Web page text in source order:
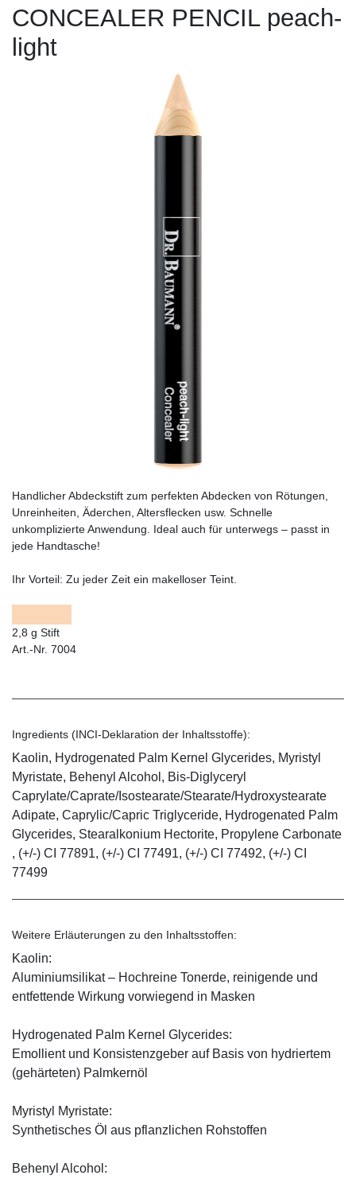
CONCEALER PENCIL peach-
light
Handlicher Abdeckstift zum perfekten Abdecken von Rötungen,
Unreinheiten, Äderchen, Altersflecken usw. Schnelle
unkomplizierte Anwendung. Ideal auch für unterwegs – passt in
jede Handtasche!
Ihr Vorteil: Zu jeder Zeit ein makelloser Teint.
2,8 g Stift
Art.-Nr. 7004
Ingredients (INCI-Deklaration der Inhaltsstoffe):
Kaolin, Hydrogenated Palm Kernel Glycerides, Myristyl
Myristate, Behenyl Alcohol, Bis-Diglyceryl
Caprylate/Caprate/Isostearate/Stearate/Hydroxystearate
Adipate, Caprylic/Capric Triglyceride, Hydrogenated Palm
Glycerides, Stearalkonium Hectorite, Propylene Carbonate
, (+/-) CI 77891, (+/-) CI 77491, (+/-) CI 77492, (+/-) CI
77499
Weitere Erläuterungen zu den Inhaltsstoffen:
Kaolin:
Aluminiumsilikat – Hochreine Tonerde, reinigende und
entfettende Wirkung vorwiegend in Masken
Hydrogenated Palm Kernel Glycerides:
Emollient und Konsistenzgeber auf Basis von hydriertem
(gehärteten) Palmkernöl
Myristyl Myristate:
Synthetisches Öl aus pflanzlichen Rohstoffen
Behenyl Alcohol: